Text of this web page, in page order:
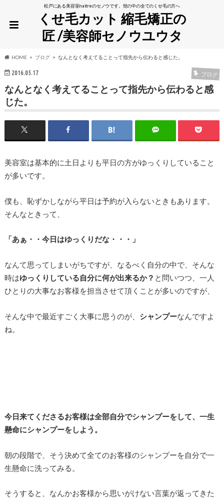
松戸にある美容室naitreのセノウです。世の中の全てのくせ毛の方へ
くせ毛カット 縮毛矯正の
匠 /美容師セノウユウタ
HOME ブログ なんとなく考えてることって指先から伝わると感じた。
2016.05.17 ブログ
なんとなく考えてることって指先から伝わると感
じた。
美容室は基本的に土日よりも平日の方がゆっくりしていること
が多いです。
僕も、恥ずかしながら平日は予約が入らないときもあります。
そんなときって、
「あぁ・・今日はゆっくりだな・・・」
なんて思ってしまいがちですが、なるべく自分の中で、そんな
時はゆっくりしている自分に何が出来るか？ と問いつつ、一人
ひとりの大事なお客様を担当させて頂くことが多いのですが、
そんな中で最近すごく大事に思うのが、 シャンプーなんですよ
ね。
今日来てくださるお客様は全部自分でシャンプーをして、一生
懸命にシャンプーをしよう。
朝の段階で、そう決めて全てのお客様のシャンプーを自分で一
生懸命に洗ってみる。
そうすると、なんかお客様から思いがけない言葉が返ってきた